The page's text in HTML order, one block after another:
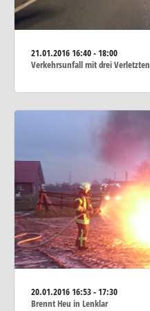
21.01.201616:40 - 18:00
Verkehrsunfall mit drei Verletzten
20.01.201616:53 - 17:30
Brennt Heu in Lenklar